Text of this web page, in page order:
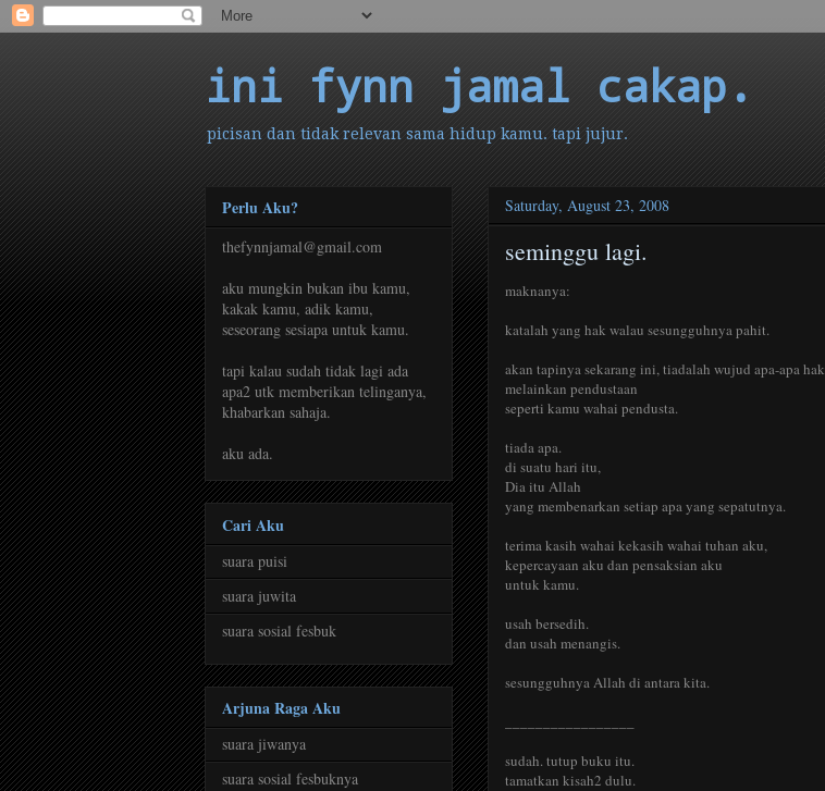
ini fynn jamal cakap.
picisan dan tidak relevan sama hidup kamu. tapi jujur.
Saturday, August 23, 2008
seminggu lagi.
maknanya:
katalah yang hak walau sesungguhnya pahit.
akan tapinya sekarang ini, tiadalah wujud apa-apa hak
melainkan pendustaan
seperti kamu wahai pendusta.
tiada apa.
di suatu hari itu,
Dia itu Allah
yang membenarkan setiap apa yang sepatutnya.
terima kasih wahai kekasih wahai tuhan aku,
kepercayaan aku dan pensaksian aku
untuk kamu.
usah bersedih.
dan usah menangis.
sesungguhnya Allah di antara kita.
sudah. tutup buku itu.
tamatkan kisah2 dulu.
Perlu Aku?
thefynnjamal@gmail.com
aku mungkin bukan ibu kamu,
kakak kamu, adik kamu,
seseorang sesiapa untuk kamu.
tapi kalau sudah tidak lagi ada
apa2 utk memberikan telinganya,
khabarkan sahaja.
aku ada.
Cari Aku
suara puisi
suara juwita
suara sosial fesbuk
Arjuna Raga Aku
suara jiwanya
suara sosial fesbuknya